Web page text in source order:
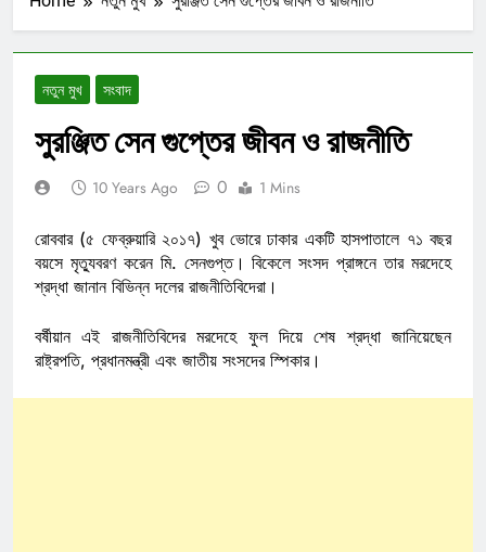
নতুন মুখ সংবাদ
সুরঞ্জিত সেন গুপ্তের জীবন ও রাজনীতি
10 Years Ago 0 1 Mins
রোববার (৫ ফেব্রুয়ারি ২০১৭) খুব ভোরে ঢাকার একটি হাসপাতালে ৭১ বছর
বয়সে মৃত্যুবরণ করেন মি. সেনগুপ্ত। বিকেলে সংসদ প্রাঙ্গনে তার মরদেহে
শ্রদ্ধা জানান বিভিন্ন দলের রাজনীতিবিদেরা।
বর্ষীয়ান এই রাজনীতিবিদের মরদেহে ফুল দিয়ে শেষ শ্রদ্ধা জানিয়েছেন
রাষ্ট্রপতি, প্রধানমন্ত্রী এবং জাতীয় সংসদের স্পিকার।